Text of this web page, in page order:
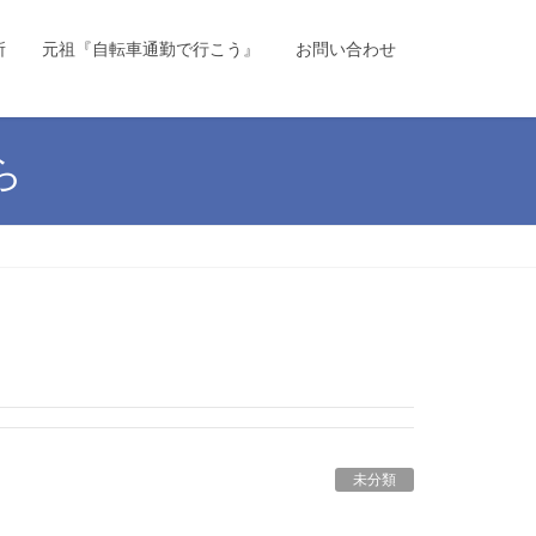
元祖『自転車通勤で行こう』 お問い合わせ
未分類